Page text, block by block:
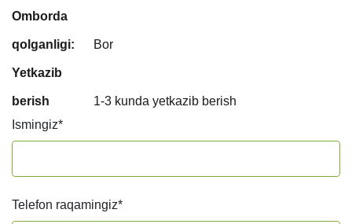
Omborda
qolganligi: Bor
Yetkazib
berish
1-3 kunda yetkazib berish
Ismingiz*
Telefon raqamingiz*